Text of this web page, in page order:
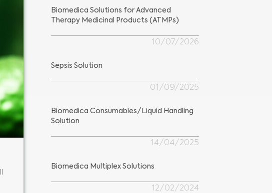
Biomedica Solutions for Advanced
Therapy Medicinal Products (ATMPs)
10/07/2026
Sepsis Solution
01/09/2025
Biomedica Consumables/Liquid Handling
Solution
14/04/2025
Biomedica Multiplex Solutions
12/02/2024